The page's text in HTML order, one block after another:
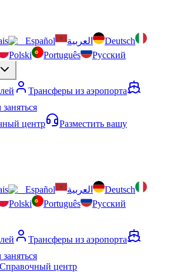
Español العربية
Deutsch
Polski Português Русский
Трансферы из аэропорта
центр
Разместить вашу
Español العربية
Deutsch
Polski Português Русский
Трансферы из аэропорта
центр